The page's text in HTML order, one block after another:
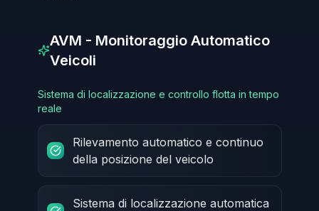
AVM - Monitoraggio Automatico
Veicoli
Sistema di localizzazione e controllo flotta in tempo
reale
Rilevamento automatico e continuo
della posizione del veicolo
Sistema di localizzazione automatica